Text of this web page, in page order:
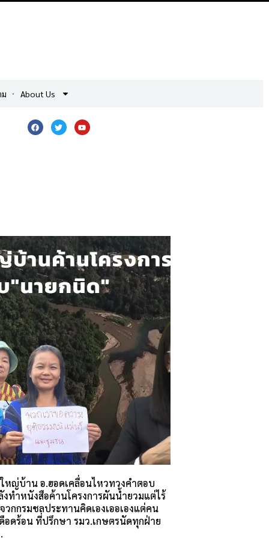
About Us
หญ่บ้าน อ.ฮอดเคลื่อนไหวทวงคำตอบ
ทำหนังสือค้านโครงการผันน้ำยวมแต่ไร้
วกกรมชลประทานคิดเองเออเองแต่คน
อดร้อน ที่ปรึกษา รมว.เกษตรนัดทุกฝ่าย